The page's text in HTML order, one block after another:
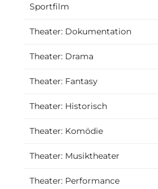
Sportfilm
Theater: Dokumentation
Theater: Drama
Theater: Fantasy
Theater: Historisch
Theater: Komödie
Theater: Musiktheater
Theater: Performance